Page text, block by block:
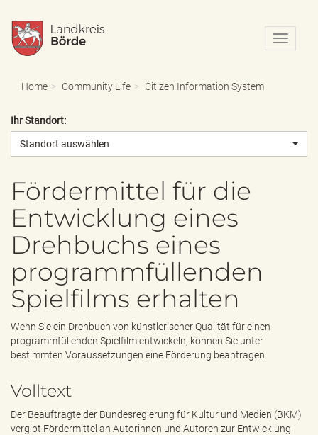
N
a
o
Home Community Life Citizen Information System
Ihr Standort:
Standort auswählen
Fördermittel für die
Entwicklung eines
Drehbuchs eines
programmfüllenden
Spielfilms erhalten
Wenn Sie ein Drehbuch von künstlerischer Qualität für einen
programmfüllenden Spielfilm entwickeln, können Sie unter
bestimmten Voraussetzungen eine Förderung beantragen.
Volltext
Der Beauftragte der Bundesregierung für Kultur und Medien (BKM)
vergibt Fördermittel an Autorinnen und Autoren zur Entwicklung